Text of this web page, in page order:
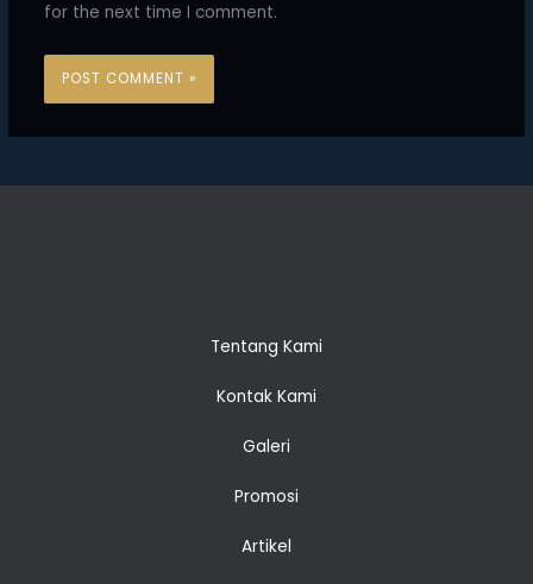
for the next time I comment.
Tentang Kami
Kontak Kami
Galeri
Promosi
Artikel